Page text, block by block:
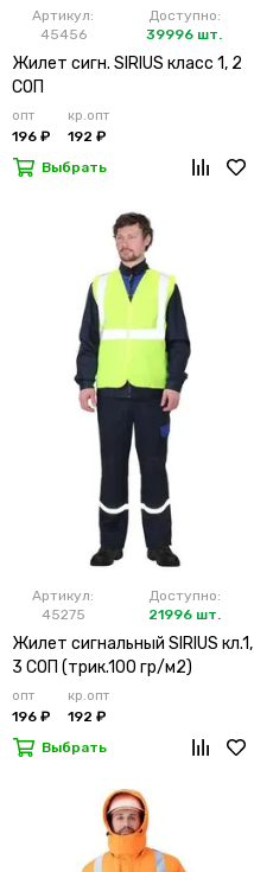
Артикул:
45456
Доступно:
39996 шт.
Жилет сигн. SIRIUS класс 1, 2
СОП
опт
196 ₽
кр.опт
192 ₽
Выбрать
Артикул:
45275
Доступно:
21996 шт.
Жилет сигнальный SIRIUS кл.1,
3 СОП (трик.100 гр/м2)
лимонный
опт
196 ₽
кр.опт
192 ₽
Выбрать